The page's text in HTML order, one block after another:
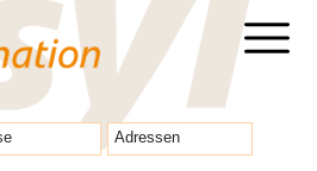
Adressen